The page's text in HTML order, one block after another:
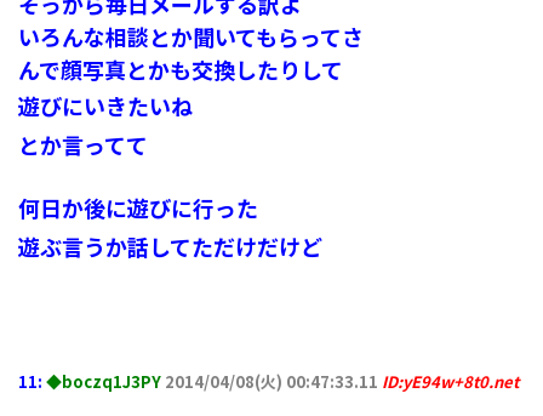
いろんな相談とか聞いてもらってさ
んで顔写真とかも交換したりして
遊びにいきたいね
とか言ってて
何日か後に遊びに行った
遊ぶ言うか話してただけだけど
11: ◆boczq1J3PY 2014/04/08(火) 00:47:33.11 ID:yE94w+8t0.net